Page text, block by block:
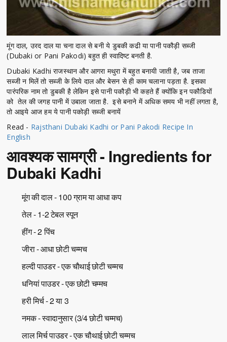
मूंग दाल, उरद दाल या चना दाल से बनी ये डुबकी कढी या पानी पकौड़ी सब्जी
(Dubaki or Pani Pakodi) बहुत ही स्वादिष्ट बनती है.
Dubaki Kadhi राजस्थान और आगरा मथुरा में बहुत बनायी जाती है, जब ताजा
सब्जी न मिलें तो सब्जी के लिये दाल और बेसन से ही काम चलाना पड़ता है. इसका
पारंपरिक नाम तो डुबकी है लेकिन इसे पानी पकौड़ी भी कहते हैं क्योंकि इन पकौडियों
को तेल की जगह पानी में उबाला जाता है. इसे बनाने में अधिक समय भी नहीं लगता है,
तो आइये आज हम ये पानी पकोड़ी सब्जी बनायें
Read - Rajsthani Dubaki Kadhi or Pani Pakodi Recipe In
English
आवश्यक सामग्री - Ingredients for
Dubaki Kadhi
मूंग की दाल - 100 ग्राम या आधा कप
तेल - 1-2 टेबल स्पून
हींग - 2 पिंच
जीरा - आधा छोटी चम्मच
हल्दी पाउडर - एक चौथाई छोटी चम्मच
धनियां पाउडर - एक छोटी चम्मच
हरी मिर्च - 2 या 3
नमक - स्वादानुसार (3/4 छोटी चम्मच)
लाल मिर्च पाउडर - एक चौथाई छोटी चम्मच